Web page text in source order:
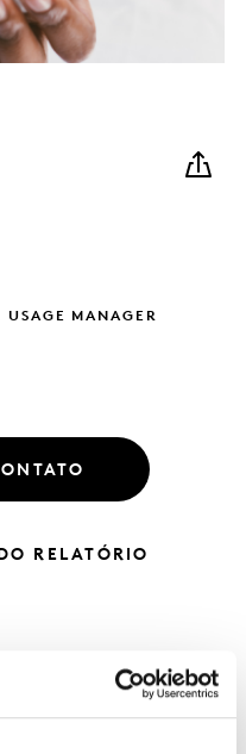
MANAGER
RELATÓRIO
demandas dos